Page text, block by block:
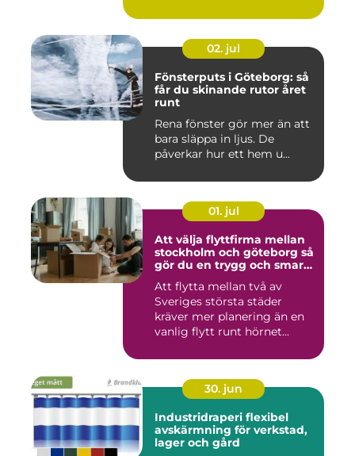
02. jul
Fönsterputs i Göteborg: så
får du skinande rutor året
runt
Rena fönster gör mer än att
bara släppa in ljus. De
påverkar hur ett hem u...
01. jul
Att välja flyttfirma mellan
stockholm och göteborg så
gör du en trygg och smart
Att flytta mellan två av
Sveriges största städer
kräver mer planering än en
vanlig flytt runt hörnet...
30. jun
Industridraperi flexibel
avskärmning för verkstad,
lager och gård